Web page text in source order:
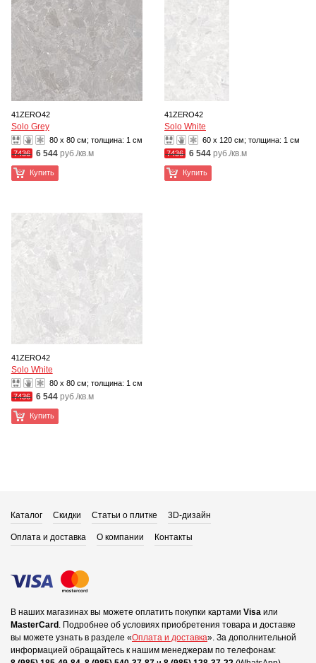
41ZERO42
Solo Grey
80 x 80 см; толщина: 1 см
7436 6 544 руб./кв.м
Купить
41ZERO42
Solo White
60 x 120 см; толщина: 1 см
7436 6 544 руб./кв.м
Купить
41ZERO42
Solo White
80 x 80 см; толщина: 1 см
7436 6 544 руб./кв.м
Купить
Каталог Скидки Статьи о плитке 3D-дизайн
Оплата и доставка О компании Контакты
В наших магазинах вы можете оплатить покупки картами Visa или
MasterCard . Подробнее об условиях приобретения товара и доставке
вы можете узнать в разделе «Оплата и доставка». За дополнительной
информацией обращайтесь к нашим менеджерам по телефонам: